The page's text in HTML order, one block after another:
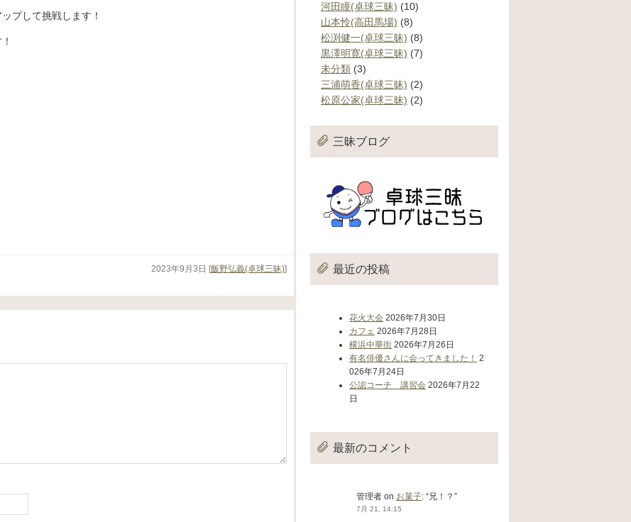
プして挑戦します！
2023年9月3日 [飯野弘義(卓球三昧)]
河田瞳(卓球三昧) (10)
山本怜(高田馬場) (8)
松渕健一(卓球三昧) (8)
黒澤明寛(卓球三昧) (7)
未分類 (3)
三浦萌香(卓球三昧) (2)
松原公家(卓球三昧) (2)
三昧ブログ
最近の投稿
花火大会 2026年7月30日
カフェ 2026年7月28日
横浜中華街 2026年7月26日
有名俳優さんに会ってきました！ 2
026年7月24日
公認コーチ 講習会 2026年7月22
日
最新のコメント
管理者 on お菓子: “兄！？ ”
7月 21, 14:15